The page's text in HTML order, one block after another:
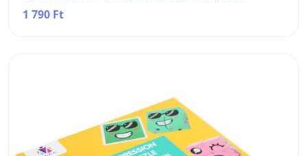
1 790 Ft